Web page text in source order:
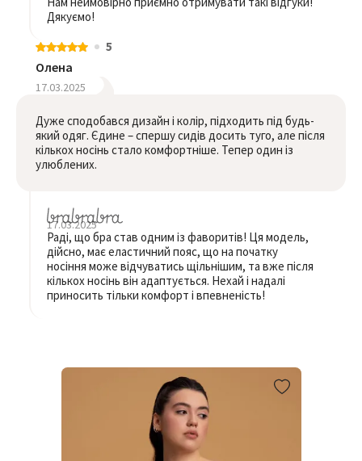
Дякуємо!
5
Олена
17.03.2025
Дуже сподобався дизайн і колір, підходить під будь-
який одяг. Єдине – спершу сидів досить туго, але після
кількох носінь стало комфортніше. Тепер один із
улюблених.
17.03.2025
Раді, що бра став одним із фаворитів! Ця модель,
дійсно, має еластичний пояс, що на початку
носіння може відчуватись щільнішим, та вже після
кількох носінь він адаптується. Нехай і надалі
приносить тільки комфорт і впевненість!